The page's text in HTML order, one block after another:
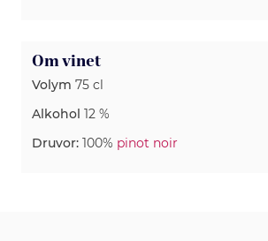
Om vinet
Volym 75 cl
Alkohol 12 %
Druvor: 100% pinot noir